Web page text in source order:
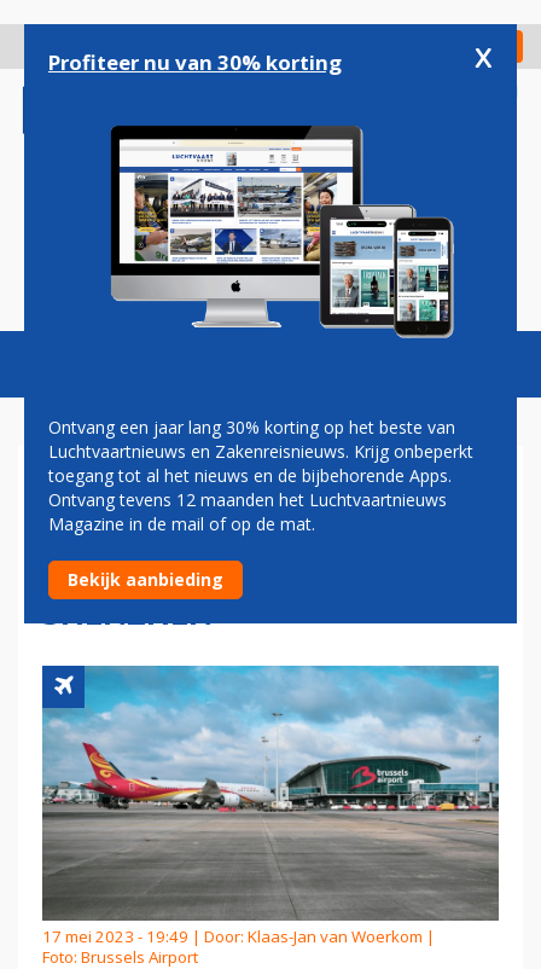
gaan
Check in
Magazine Podcasts Vacatures
HAINAN AIRLINES HERVAT
VLUCHTEN TUSSEN
BRUSSELS AIRPORT EN
SHENZHEN
17 mei 2023 - 19:49 | Door: Klaas-Jan van Woerkom |
Foto: Brussels Airport
Profiteer nu van 30% korting x
Ontvang een jaar lang 30% korting op het beste van
Luchtvaartnieuws en Zakenreisnieuws. Krijg onbeperkt
toegang tot al het nieuws en de bijbehorende Apps.
Ontvang tevens 12 maanden het Luchtvaartnieuws
Magazine in de mail of op de mat.
Bekijk aanbieding